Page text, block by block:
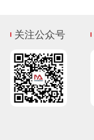
关注公众号